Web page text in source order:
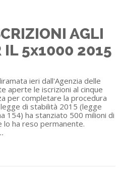
AGLI
IL 5x1000 2015
ieri dall'Agenzia delle
aperte le iscrizioni al cinque
per completare la procedura
di stabilità 2015 (legge
154) ha stanziato 500 milioni di
ha reso permanente.